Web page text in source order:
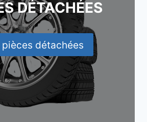
DÉTACHÉES
pièces détachées